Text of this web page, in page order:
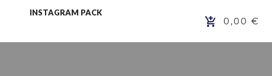
INSTAGRAM PACK
0,00 €